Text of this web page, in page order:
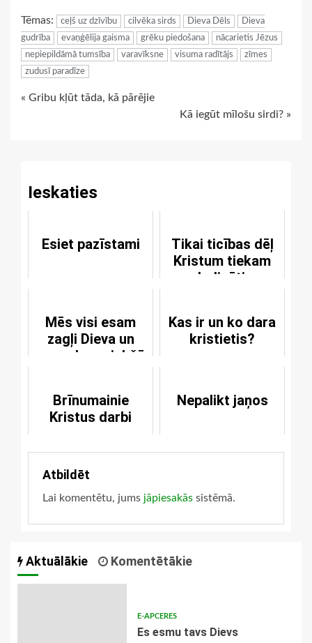
Tēmas:
ceļš uz dzīvību cilvēka sirds Dieva Dēls
Dieva
gudrība
evaņģēlija gaisma grēku piedošana
nācarietis Jēzus
nepiepildāmā tumsība
varavīksne visuma radītājs
zīmes
zudusī paradīze
Continue
« Gribu kļūt tāda, kā pārējie
Kā iegūt mīlošu sirdi? »
Ieskaties
Esiet pazīstami
Tikai ticības dēļ
Kristum tiekam
pasludināti par
Mēs visi esam
zagļi Dieva un
pasaules priekšā
Kas ir un ko dara
kristietis?
Brīnumainie
Kristus darbi
Nepalikt jaņos
Atbildēt
Lai komentētu, jums jāpiesakās sistēmā.
Aktuālākie Komentētākie
E-APCERES
Es esmu tavs Dievs